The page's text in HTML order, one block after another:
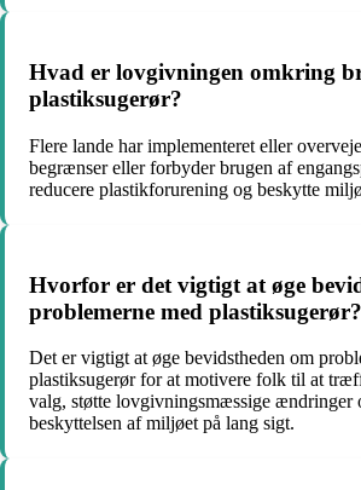
Hvad er lovgivningen omkring
plastiksugerør?
Flere lande har implementeret eller
begrænser eller forbyder brugen af
reducere plastikforurening og beskytte
Hvorfor er det vigtigt at øge
problemerne med plastiksugerør?
Det er vigtigt at øge bevidstheden om
plastiksugerør for at motivere folk til at
valg, støtte lovgivningsmæssige ændringer
beskyttelsen af miljøet på lang sigt.